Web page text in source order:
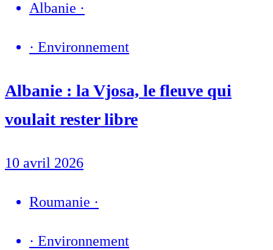
Albanie ·
· Environnement
Albanie : la Vjosa, le fleuve qui
voulait rester libre
10 avril 2026
Roumanie ·
· Environnement